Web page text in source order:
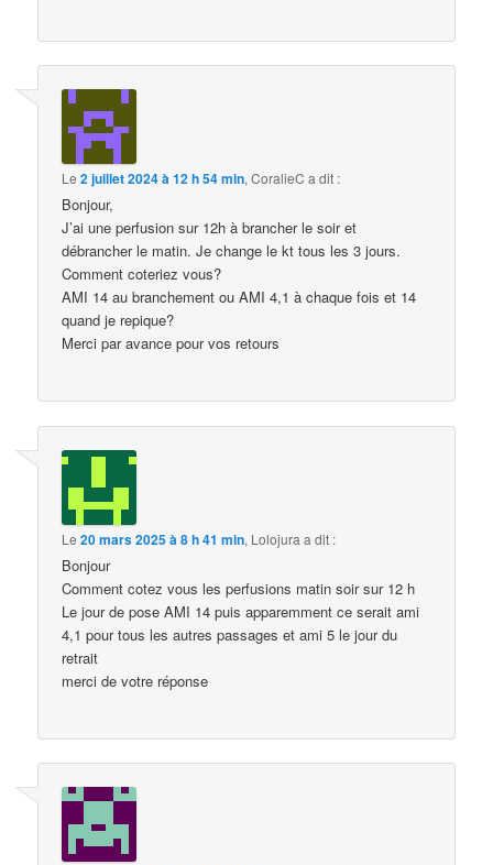
Le2 juillet 2024 à 12 h 54 min,CoralieC a dit :
Bonjour,
J’ai une perfusion sur 12h à brancher le soir et
débrancher le matin. Je change le kt tous les 3 jours.
Comment coteriez vous?
AMI 14 au branchement ou AMI 4,1 à chaque fois et 14
quand je repique?
Merci par avance pour vos retours
Le20 mars 2025 à 8 h 41 min, Lolojura a dit :
Bonjour
Comment cotez vous les perfusions matin soir sur 12 h
Le jour de pose AMI 14 puis apparemment ce serait ami
4,1 pour tous les autres passages et ami 5 le jour du
retrait
merci de votre réponse